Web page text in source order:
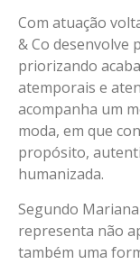
Com atuação
& Co desenvolve
priorizando
atemporais e
acompanha um
moda, em que
propósito,
humanizada.
Segundo
representa não
também uma